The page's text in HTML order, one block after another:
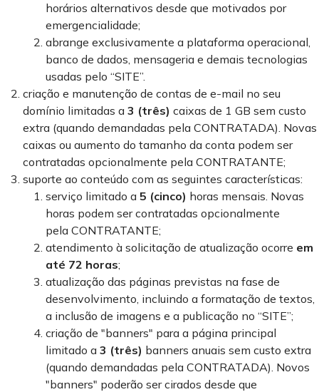
horários alternativos desde que motivados por
emergencialidade;
abrange exclusivamente a plataforma operacional,
banco de dados, mensageria e demais tecnologias
usadas pelo “SITE”.
criação e manutenção de contas de e-mail no seu
domínio limitadas a 3 (três) caixas de 1 GB sem custo
extra (quando demandadas pela CONTRATADA). Novas
caixas ou aumento do tamanho da conta podem ser
contratadas opcionalmente pela CONTRATANTE;
suporte ao conteúdo com as seguintes características:
serviço limitado a 5 (cinco) horas mensais. Novas
horas podem ser contratadas opcionalmente
pela CONTRATANTE;
atendimento à solicitação de atualização ocorre em
até 72 horas;
atualização das páginas previstas na fase de
desenvolvimento, incluindo a formatação de textos,
a inclusão de imagens e a publicação no “SITE”;
criação de "banners" para a página principal
limitado a 3 (três) banners anuais sem custo extra
(quando demandadas pela CONTRATADA). Novos
"banners" poderão ser cirados desde que